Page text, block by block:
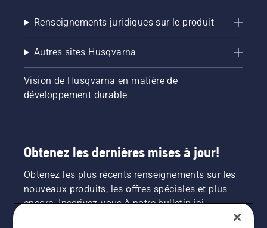
Renseignements juridiques sur le produit
Autres sites Husqvarna
Vision de Husqvarna en matière de
développement durable
Obtenez les dernières mises à jour!
Obtenez les plus récents renseignements sur les
nouveaux produits, les offres spéciales et plus
encore. Inscrivez-vous à notre bulletin ici.